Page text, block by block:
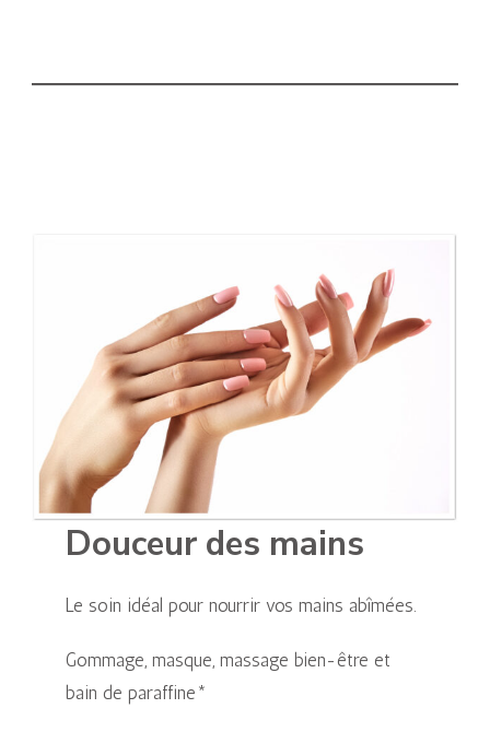
Douceur des mains
Le soin idéal pour nourrir vos mains abîmées.
Gommage, masque, massage bien-être et
bain de paraffine*